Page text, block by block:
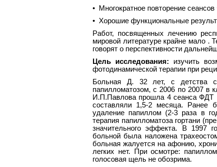
• Многократное повторение
• Хорошие функциональные
Работ, посвященных лечению
мировой литературе крайне мало .
говорят о перспективности
Цель исследования: изучить
фотодинамической терапии при
Больная Д. 32 лет, с детства
папилломатозом, с 2006 по 2007 в
И.П.Павлова прошла 4 сеанса ФДТ
составляли 1,5-2 месяца. Ранее
удаление папиллом (2-3 раза в
терапия папилломатоза гортани
значительного эффекта. В 1997
больной была наложена
больная жалуется на афонию,
легких нет. При осмотре:
голосовая щель не обозрима.